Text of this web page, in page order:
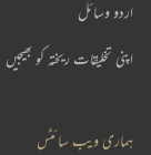
اردو وسائل
اپنی تخلیقات ریختہ کو بھیجیں
ہماری ویب سائٹس